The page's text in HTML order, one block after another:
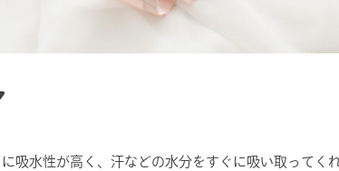
吸水性が高く、汗などの水分をすぐに吸い取ってく